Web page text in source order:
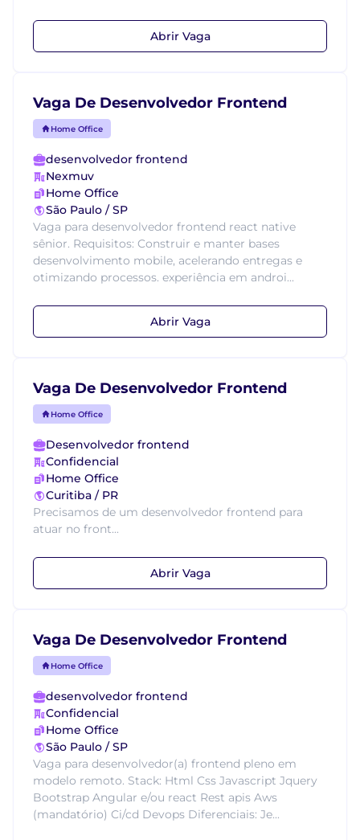
Abrir Vaga
Vaga De Desenvolvedor Frontend
Home Office
desenvolvedor frontend
Nexmuv
Home Office
São Paulo / SP
Vaga para desenvolvedor frontend react native
sênior. Requisitos: Construir e manter bases
desenvolvimento mobile, acelerando entregas e
otimizando processos. experiência em androi...
Abrir Vaga
Vaga De Desenvolvedor Frontend
Home Office
Desenvolvedor frontend
Confidencial
Home Office
Curitiba / PR
Precisamos de um desenvolvedor frontend para
atuar no front...
Abrir Vaga
Vaga De Desenvolvedor Frontend
Home Office
desenvolvedor frontend
Confidencial
Home Office
São Paulo / SP
Vaga para desenvolvedor(a) frontend pleno em
modelo remoto. Stack: Html Css Javascript Jquery
Bootstrap Angular e/ou react Rest apis Aws
(mandatório) Ci/cd Devops Diferenciais: Je...